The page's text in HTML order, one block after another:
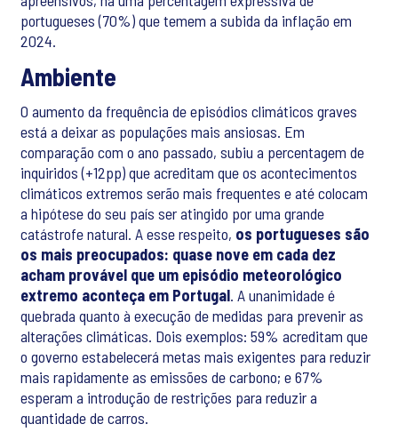
portugueses (70%) que temem a subida da inflação em
2024.
Ambiente
O aumento da frequência de episódios climáticos graves
está a deixar as populações mais ansiosas. Em
comparação com o ano passado, subiu a percentagem de
inquiridos (+12pp) que acreditam que os acontecimentos
climáticos extremos serão mais frequentes e até colocam
a hipótese do seu país ser atingido por uma grande
catástrofe natural. A esse respeito, os portugueses são
os mais preocupados: quase nove em cada dez
acham provável que um episódio meteorológico
extremo aconteça em Portugal. A unanimidade é
quebrada quanto à execução de medidas para prevenir as
alterações climáticas. Dois exemplos: 59% acreditam que
o governo estabelecerá metas mais exigentes para reduzir
mais rapidamente as emissões de carbono; e 67%
esperam a introdução de restrições para reduzir a
quantidade de carros.